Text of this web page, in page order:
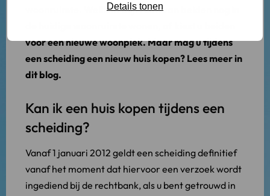
Details tonen
woonruimte. Wellicht blijft een van beiden nog in
voor een nieuwe woonplek. Maar mag u tijdens
een scheiding een nieuw huis kopen? Lees meer in
dit blog.
Kan ik een huis kopen tijdens een
scheiding?
Vanaf 1 januari 2012 geldt een scheiding definitief
vanaf het moment dat hiervoor een verzoek wordt
ingediend bij de rechtbank, als u bent getrouwd in